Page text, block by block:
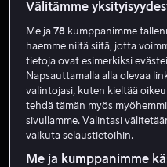
Ben
Ääni
Välitämme
Me ja78 kumppanimme
haemme niitä siitä, jotta
tietoja ovat esimerkiksi
Napsauttamalla alla olevaa
valintojasi, kuten kieltää
tehdä tämän myös
sivullamme. Valintasi
vaikuta selaustietoihin.
Me ja kumppanimme